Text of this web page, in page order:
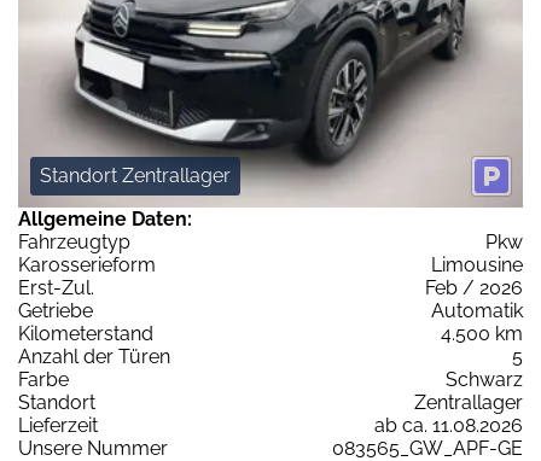
Standort Zentrallager
Allgemeine Daten:
Fahrzeugtyp
Pkw
Karosserieform
Limousine
Erst-Zul.
Feb / 2026
Getriebe
Automatik
Kilometerstand
4.500 km
Anzahl der Türen
5
Farbe
Schwarz
Standort
Zentrallager
Lieferzeit
ab ca. 11.08.2026
Unsere Nummer
083565_GW_APF-GE